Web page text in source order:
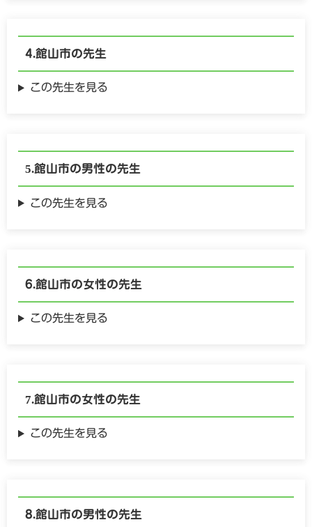
館山市の先生
この先生を見る
館山市の男性の先生
この先生を見る
館山市の女性の先生
この先生を見る
館山市の女性の先生
この先生を見る
館山市の男性の先生